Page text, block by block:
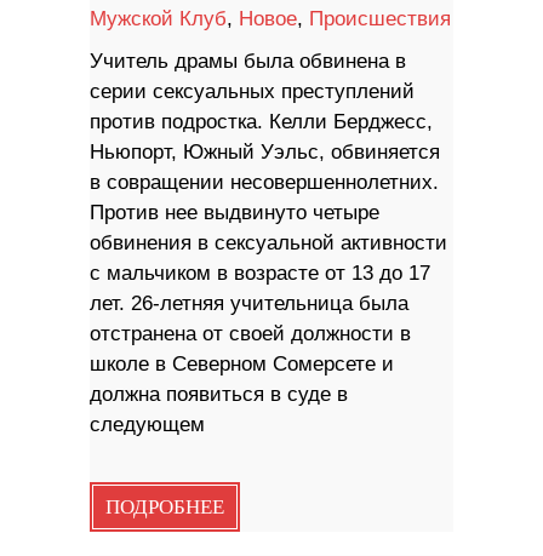
Мужской Клуб, Новое, Происшествия
Учитель драмы была обвинена в
серии сексуальных преступлений
против подростка. Келли Берджесс,
Ньюпорт, Южный Уэльс, обвиняется
в совращении несовершеннолетних.
Против нее выдвинуто четыре
обвинения в сексуальной активности
с мальчиком в возрасте от 13 до 17
лет. 26-летняя учительница была
отстранена от своей должности в
школе в Северном Сомерсете и
должна появиться в суде в
следующем
ПОДРОБНЕЕ